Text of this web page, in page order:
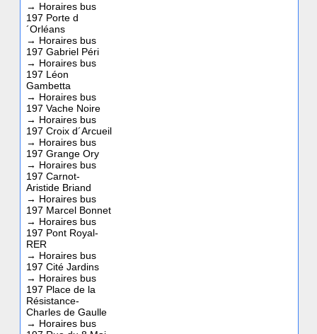
→ Horaires bus
197 Porte d
´Orléans
→ Horaires bus
197 Gabriel Péri
→ Horaires bus
197 Léon
Gambetta
→ Horaires bus
197 Vache Noire
→ Horaires bus
197 Croix d´Arcueil
→ Horaires bus
197 Grange Ory
→ Horaires bus
197 Carnot-
Aristide Briand
→ Horaires bus
197 Marcel Bonnet
→ Horaires bus
197 Pont Royal-
RER
→ Horaires bus
197 Cité Jardins
→ Horaires bus
197 Place de la
Résistance-
Charles de Gaulle
→ Horaires bus